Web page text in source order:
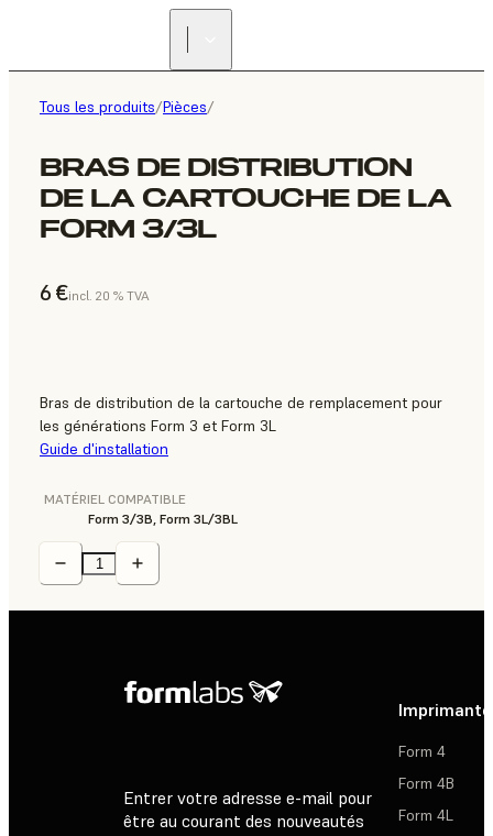
Tous les produits/Pièces/
BRAS DE DISTRIBUTION
DE LA CARTOUCHE DE LA
FORM 3/3L
6 €incl. 20 % TVA
Bras de distribution de la cartouche de remplacement pour
les générations Form 3 et Form 3L
Guide d'installation
MATÉRIEL COMPATIBLE
Form 3/3B, Form 3L/3BL
Entrer votre adresse e-mail pour
être au courant des nouveautés
Form 4
Form 4B
Form 4L